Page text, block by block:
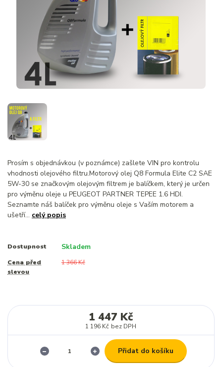
Prosím s objednávkou (v poznámce) zašlete VIN pro kontrolu
vhodnosti olejového filtru.Motorový olej Q8 Formula Elite C2 SAE
5W-30 se značkovým olejovým filtrem je balíčkem, který je určen
pro výměnu oleje u PEUGEOT PARTNER TEPEE 1.6 HDI.
Seznamte náš balíček pro výměnu oleje s Vaším motorem a
ušetří... celý popis
Dostupnost Skladem
Cena před
slevou
1 366 Kč
1 447 Kč
1 196 Kč bez DPH
Přidat do košíku